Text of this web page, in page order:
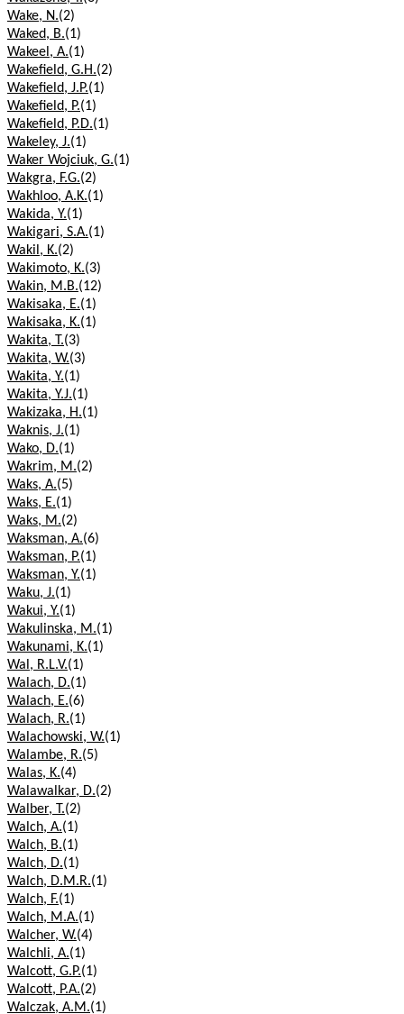
Wake, N.(2)
Waked, B.(1)
Wakeel, A.(1)
Wakefield, G.H.(2)
Wakefield, J.P.(1)
Wakefield, P.(1)
Wakefield, P.D.(1)
Wakeley, J.(1)
Waker Wojciuk, G.(1)
Wakgra, F.G.(2)
Wakhloo, A.K.(1)
Wakida, Y.(1)
Wakigari, S.A.(1)
Wakil, K.(2)
Wakimoto, K.(3)
Wakin, M.B.(12)
Wakisaka, E.(1)
Wakisaka, K.(1)
Wakita, T.(3)
Wakita, W.(3)
Wakita, Y.(1)
Wakita, Y.J.(1)
Wakizaka, H.(1)
Waknis, J.(1)
Wako, D.(1)
Wakrim, M.(2)
Waks, A.(5)
Waks, E.(1)
Waks, M.(2)
Waksman, A.(6)
Waksman, P.(1)
Waksman, Y.(1)
Waku, J.(1)
Wakui, Y.(1)
Wakulinska, M.(1)
Wakunami, K.(1)
Wal, R.L.V.(1)
Walach, D.(1)
Walach, E.(6)
Walach, R.(1)
Walachowski, W.(1)
Walambe, R.(5)
Walas, K.(4)
Walawalkar, D.(2)
Walber, T.(2)
Walch, A.(1)
Walch, B.(1)
Walch, D.(1)
Walch, D.M.R.(1)
Walch, F.(1)
Walch, M.A.(1)
Walcher, W.(4)
Walchli, A.(1)
Walcott, G.P.(1)
Walcott, P.A.(2)
Walczak, A.M.(1)